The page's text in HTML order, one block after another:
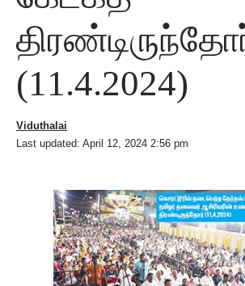
(11.4.2024)
Last updated: April 12, 2024 2:56 pm
Viduthalai